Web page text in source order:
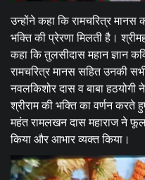
उन्होंने कहा कि रामचरित्र
भक्ति की प्रेरणा मिलती है।
कहा कि तुलसीदास महान ज्ञान
रामचरित्र मानस सहित उनकी
नवलकिशोर दास व बाबा हठयोगी
श्रीराम की भक्ति का वर्णन करते
महंत रामलखन दास महाराज ने
किया और आभार व्यक्त किया।